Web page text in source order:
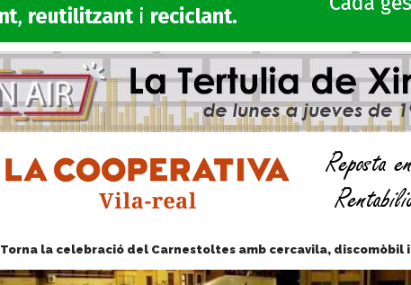
Torna la celebració del Carnestoltes amb cercavila, discomòbil